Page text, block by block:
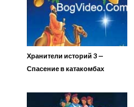
Хранители историй 3 —
Спасение в катакомбах